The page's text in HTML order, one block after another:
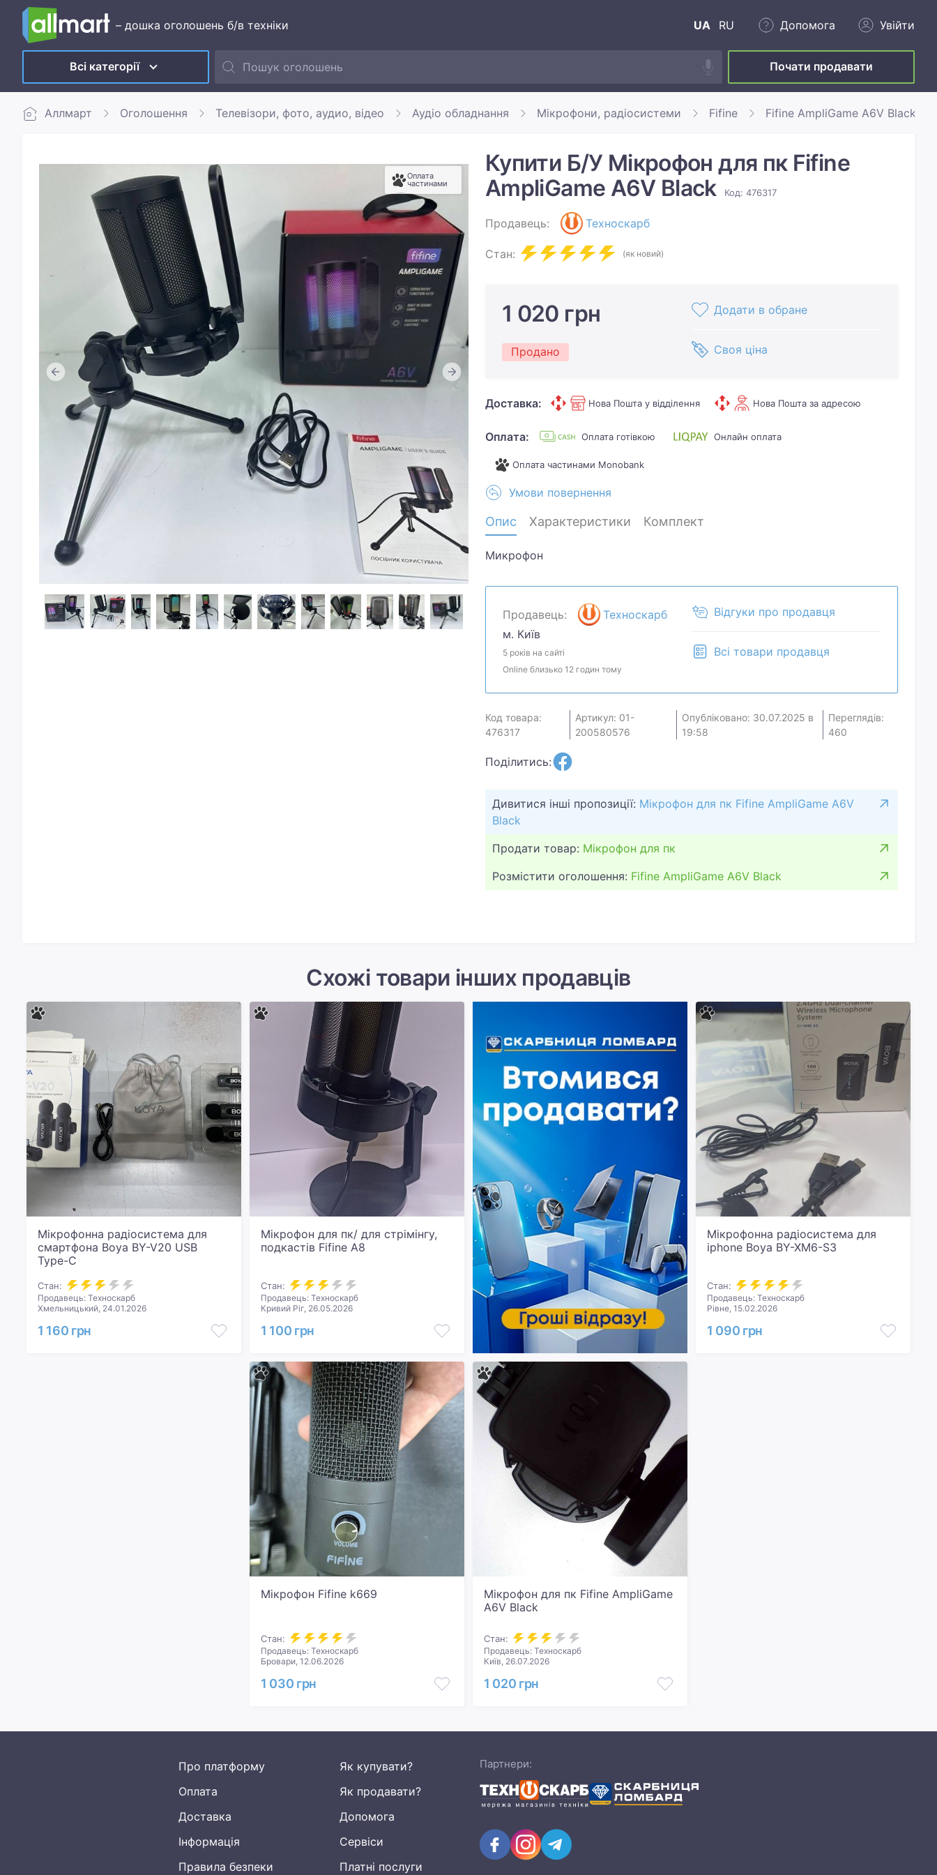
– дошка оголошень б/в техніки UA RU Допомога Увійти
Всі категорії Почати продавати
Аллмарт Оголошення Телевізори, фото, аудио, відео Аудіо обладнання Мікрофони, радіосистеми Fifine Fifine AmpliGame A6V Black
Оплата
частинами
Купити Б/У Мікрофон для пк Fifine
AmpliGame A6V Black
Код: 476317
Продавець: Техноскарб
Стан: (як новий)
1 020 грн
Продано
Додати в обране
Своя ціна
Доставка: Нова Пошта у відділення Нова Пошта за адресою
Оплата: Оплата готівкою Онлайн оплата
Оплата частинами Monobank
Умови повернення
Опис Характеристики Комплект
Микрофон
Продавець:
Техноскарб
м. Київ
5 років на сайті
Online близько 12 годин тому
Відгуки про продавця
Всі товари продавця
Код товара:
476317
Артикул: 01-
200580576
Опубліковано: 30.07.2025 в
19:58
Переглядів:
460
Поділитись:
Дивитися інші пропозиції: Мікрофон для пк Fifine AmpliGame A6V
Black
Продати товар: Мікрофон для пк
Розмістити оголошення: Fifine AmpliGame A6V Black
Схожі товари інших продавців
Мікрофонна радіосистема для
смартфона Boya BY-V20 USB
Type-C
Стан:
Продавець: Техноскарб
Хмельницький, 24.01.2026
1 160 грн
Мікрофон для пк/ для стрімінгу,
подкастів Fifine A8
Стан:
Продавець: Техноскарб
Кривий Ріг, 26.05.2026
1 100 грн
Мікрофонна радіосистема для
iphone Boya BY-XM6-S3
Стан:
Продавець: Техноскарб
Рівне, 15.02.2026
1 090 грн
Мікрофон Fifine k669
Стан:
Продавець: Техноскарб
Бровари, 12.06.2026
1 030 грн
Мікрофон для пк Fifine AmpliGame
A6V Black
Стан:
Продавець: Техноскарб
Київ, 26.07.2026
1 020 грн
Про платформу
Оплата
Доставка
Інформація
Правила безпеки
Як купувати?
Як продавати?
Допомога
Сервіси
Платні послуги
Партнери: